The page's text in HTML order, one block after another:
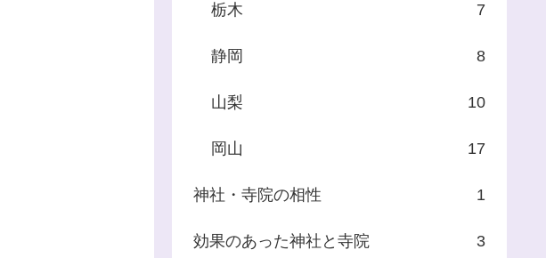
栃木 7
静岡 8
山梨 10
岡山 17
神社・寺院の相性 1
効果のあった神社と寺院 3